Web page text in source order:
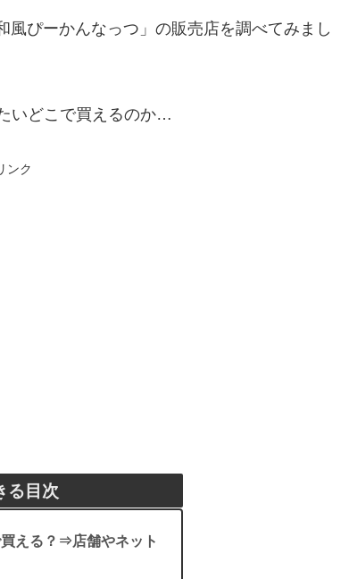
ぴーかんなっつ」の販売店を調べてみまし
いどこで買えるのか…
ンク
る目次
える？⇒店舗やネット